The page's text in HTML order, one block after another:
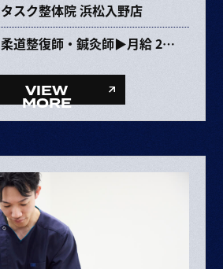
タスク整体院 浜松入野店
柔道整復師・鍼灸師▶月給 237,353円〜463,670円
・基本給 193,072～385,264円
・固定残業代 34,281円～68,406円（25時間）
・資格手当 10,000円
整体師▶月給 227,353円〜453,670円
給与内訳
・基本給 193,072～385,264円
・固定残業代 34,281円～68,406円（25時間）
VIEW
MORE